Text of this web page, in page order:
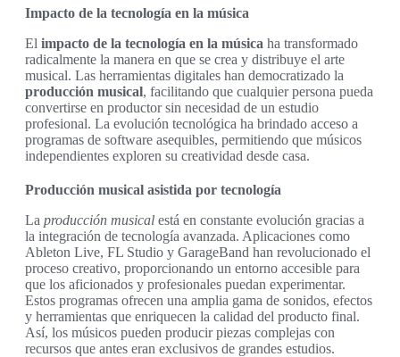
Impacto de la tecnología en la música
El impacto de la tecnología en la música ha transformado
radicalmente la manera en que se crea y distribuye el arte
musical. Las herramientas digitales han democratizado la
producción musical, facilitando que cualquier persona pueda
convertirse en productor sin necesidad de un estudio
profesional. La evolución tecnológica ha brindado acceso a
programas de software asequibles, permitiendo que músicos
independientes exploren su creatividad desde casa.
Producción musical asistida por tecnología
La producción musical está en constante evolución gracias a
la integración de tecnología avanzada. Aplicaciones como
Ableton Live, FL Studio y GarageBand han revolucionado el
proceso creativo, proporcionando un entorno accesible para
que los aficionados y profesionales puedan experimentar.
Estos programas ofrecen una amplia gama de sonidos, efectos
y herramientas que enriquecen la calidad del producto final.
Así, los músicos pueden producir piezas complejas con
recursos que antes eran exclusivos de grandes estudios.